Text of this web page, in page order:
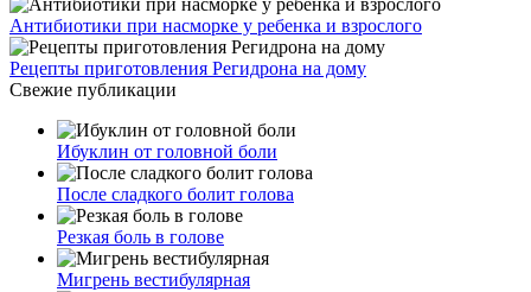
Антибиотики при насморке у ребенка и взрослого
Рецепты приготовления Регидрона на дому
Свежие публикации
Ибуклин от головной боли
После сладкого болит голова
Резкая боль в голове
Мигрень вестибулярная